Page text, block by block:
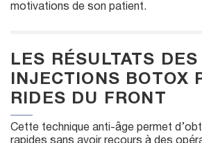
motivations de son patient.
LES RÉSULTATS DES
INJECTIONS BOTOX
RIDES DU FRONT
Cette technique anti-âge permet